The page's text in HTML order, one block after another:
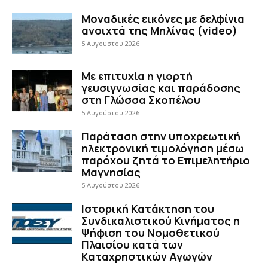
Μοναδικές εικόνες με δελφίνια
ανοιχτά της Μηλίνας (video)
5 Αυγούστου 2026
Με επιτυχία η γιορτή
γευσιγνωσίας και παράδοσης
στη Γλώσσα Σκοπέλου
5 Αυγούστου 2026
Παράταση στην υποχρεωτική
ηλεκτρονική τιμολόγηση μέσω
παρόχου ζητά το Επιμελητήριο
Μαγνησίας
5 Αυγούστου 2026
Ιστορική Κατάκτηση του
Συνδικαλιστικού Κινήματος η
Ψήφιση του Νομοθετικού
Πλαισίου κατά των
Καταχρηστικών Αγωγών